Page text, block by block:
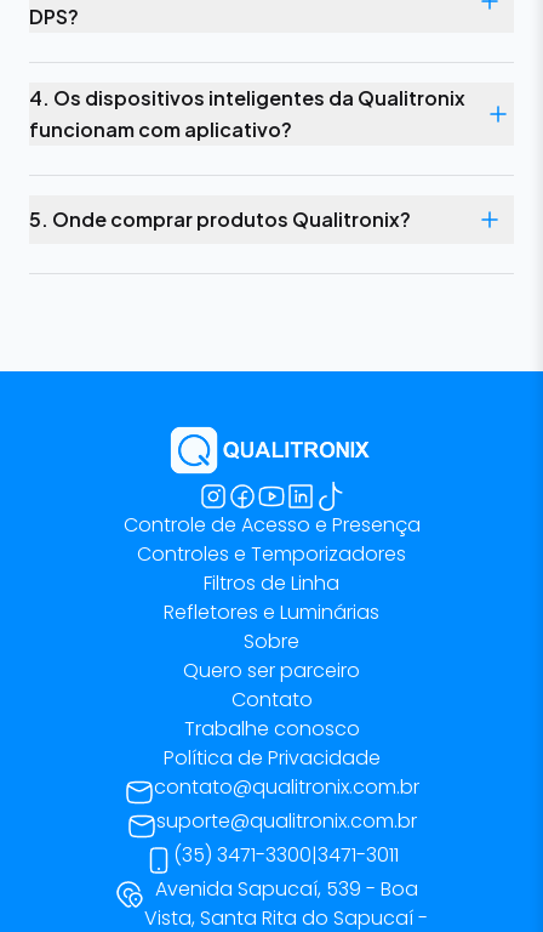
DPS?
4. Os dispositivos inteligentes da Qualitronix
funcionam com aplicativo?
5. Onde comprar produtos Qualitronix?
Controle de Acesso e Presença
Controles e Temporizadores
Filtros de Linha
Refletores e Luminárias
Sobre
Quero ser parceiro
Contato
Trabalhe conosco
Política de Privacidade
contato@qualitronix.com.br
suporte@qualitronix.com.br
(35) 3471-3300|3471-3011
Avenida Sapucaí, 539 - Boa
Vista, Santa Rita do Sapucaí -